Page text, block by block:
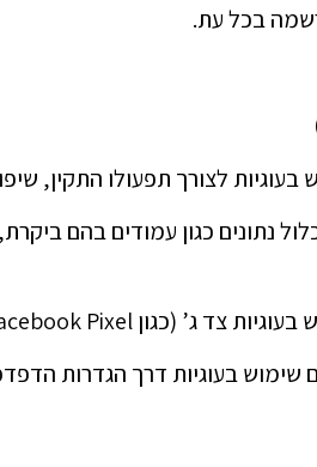
בכל עת.
לכלול נתונים כגון עמודים בהם